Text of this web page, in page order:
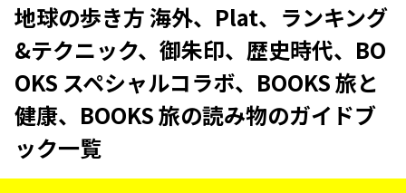
地球の歩き方 海外、Plat、ランキング
&テクニック、御朱印、歴史時代、BO
OKS スペシャルコラボ、BOOKS 旅と
健康、BOOKS 旅の読み物のガイドブ
ック一覧